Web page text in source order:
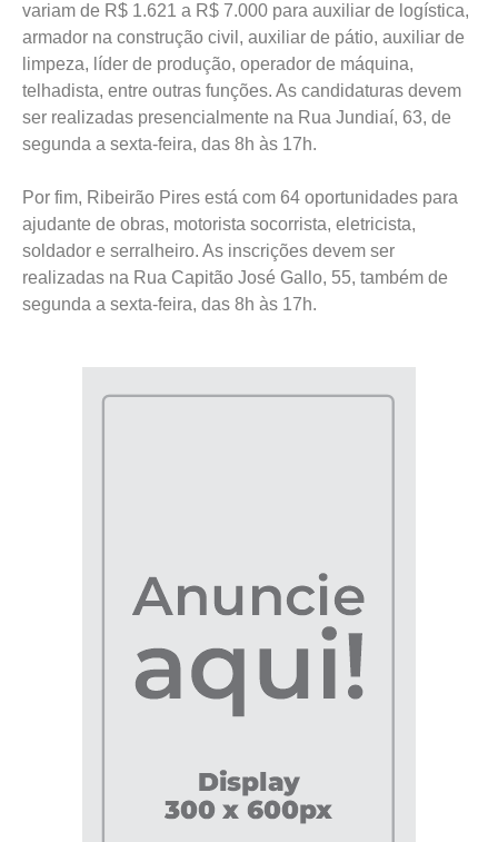
variam de R$ 1.621 a R$ 7.000 para auxiliar de logística,
armador na construção civil, auxiliar de pátio, auxiliar de
limpeza, líder de produção, operador de máquina,
telhadista, entre outras funções. As candidaturas devem
ser realizadas presencialmente na Rua Jundiaí, 63, de
segunda a sexta-feira, das 8h às 17h.
Por fim, Ribeirão Pires está com 64 oportunidades para
ajudante de obras, motorista socorrista, eletricista,
soldador e serralheiro. As inscrições devem ser
realizadas na Rua Capitão José Gallo, 55, também de
segunda a sexta-feira, das 8h às 17h.